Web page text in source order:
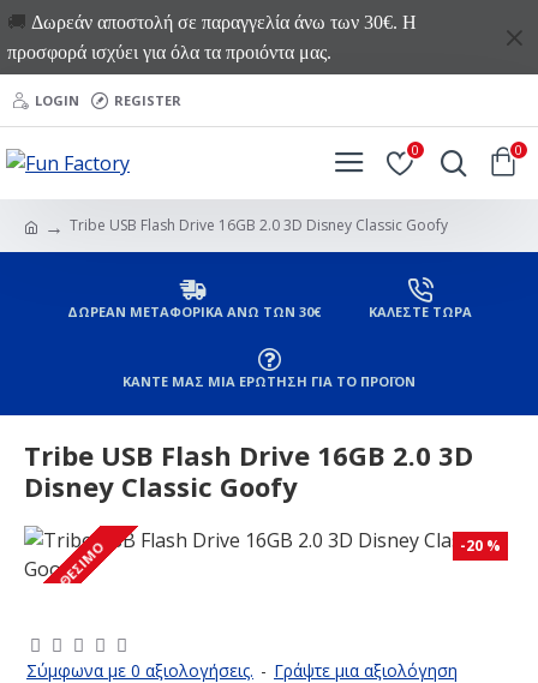
🚚 Δωρεάν αποστολή σε παραγγελία άνω των 30€. Η
προσφορά ισχύει για όλα τα προιόντα μας.
LOGIN REGISTER
0 0
Tribe USB Flash Drive 16GB 2.0 3D Disney Classic Goofy
ΔΩΡΕΑΝ ΜΕΤΑΦΟΡΙΚΑ ΑΝΩ ΤΩΝ 30€ ΚΑΛΕΣΤΕ ΤΩΡΑ
ΚΑΝΤΕ ΜΑΣ ΜΙΑ ΕΡΩΤΗΣΗ ΓΙΑ ΤΟ ΠΡΟΪΟΝ
Tribe USB Flash Drive 16GB 2.0 3D
Disney Classic Goofy
-20 %
ΔΙΑΘΈΣΙΜΟ
Σύμφωνα με 0 αξιολογήσεις. - Γράψτε μια αξιολόγηση